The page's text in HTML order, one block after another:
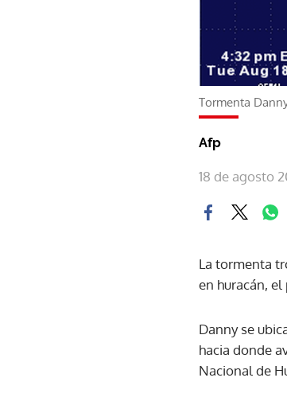
Tormenta
Afp
18 de agosto
La tormenta
en huracán,
Danny se
hacia donde
Nacional de